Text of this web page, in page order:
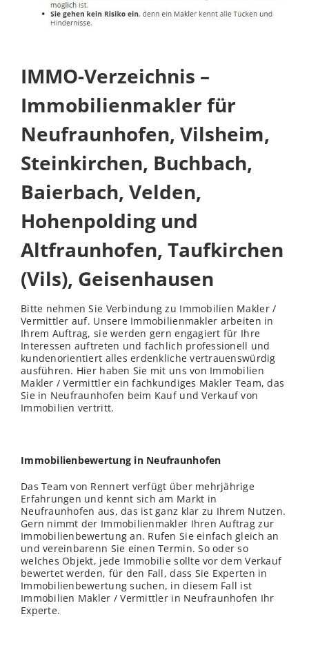
IMMO-Verzeichnis –
Immobilienmakler für
Neufraunhofen, Vilsheim,
Steinkirchen, Buchbach,
Baierbach, Velden,
Hohenpolding und
Altfraunhofen, Taufkirchen
(Vils), Geisenhausen
Bitte nehmen Sie Verbindung zu Immobilien Makler /
Vermittler auf. Unsere Immobilienmakler arbeiten in
Ihrem Auftrag, sie werden gern engagiert für Ihre
Interessen auftreten und fachlich professionell und
kundenorientiert alles erdenkliche vertrauenswürdig
ausführen. Hier haben Sie mit uns von Immobilien
Makler / Vermittler ein fachkundiges Makler Team, das
Sie in Neufraunhofen beim Kauf und Verkauf von
Immobilien vertritt.
Immobilienbewertung in Neufraunhofen
Das Team von Rennert verfügt über mehrjährige
Erfahrungen und kennt sich am Markt in
Neufraunhofen aus, das ist ganz klar zu Ihrem Nutzen.
Gern nimmt der Immobilienmakler Ihren Auftrag zur
Immobilienbewertung an. Rufen Sie einfach gleich an
und vereinbarenn Sie einen Termin. So oder so
welches Objekt, jede Immobilie sollte vor dem Verkauf
bewertet werden, für den Fall, dass Sie Experten in
Immobilienbewertung suchen, in diesem Fall ist
Immobilien Makler / Vermittler in Neufraunhofen Ihr
Experte.